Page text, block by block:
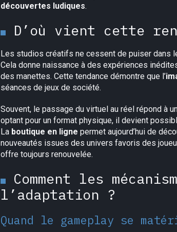
découvertes ludiques.
D’où vient cette
Les studios créatifs ne cessent de puiser dans
Cela donne naissance à des expériences
des manettes. Cette tendance démontre que l’
séances de jeux de société.
Souvent, le passage du virtuel au réel répond à
optant pour un format physique, il devient
La boutique en ligne permet aujourd’hui de
nouveautés issues des univers favoris des
offre toujours renouvelée.
Comment les
l’adaptation ?
Quand le gameplay se